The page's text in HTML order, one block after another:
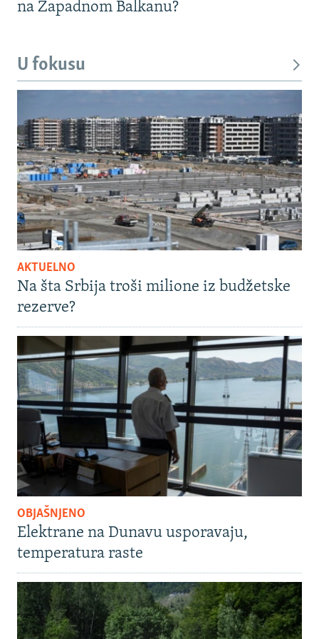
na Zapadnom Balkanu?
U fokusu
AKTUELNO
Na šta Srbija troši milione iz budžetske
rezerve?
OBJAŠNJENO
Elektrane na Dunavu usporavaju,
temperatura raste